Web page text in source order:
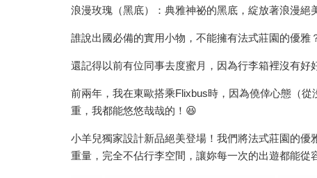
浪漫玫瑰（黑底）：典雅神祕的黑底，綻放著浪漫絕
誰說出國必備的實用小物，不能擁有法式莊園的優雅
還記得以前有位同事去度蜜月，因為行李箱裡沒有
前兩年，我在東歐搭乘Flixbus時，因為僥倖心態（
重，我都能悠悠哉哉的！😆
小羊兒獨家設計新品絕美登場！我們將法式莊園的
重量，完全不佔行李空間，讓妳每一次的出遊都能從